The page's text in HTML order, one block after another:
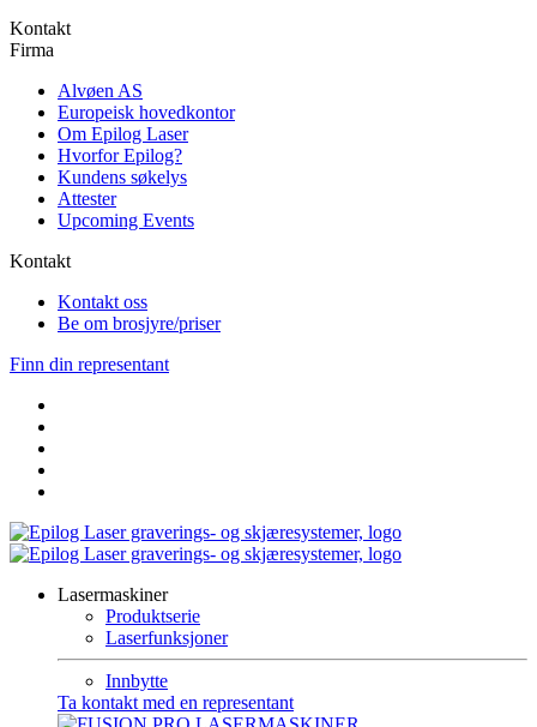
Kontakt
Firma
Alvøen AS
Europeisk hovedkontor
Om Epilog Laser
Hvorfor Epilog?
Kundens søkelys
Attester
Upcoming Events
Kontakt
Kontakt oss
Be om brosjyre/priser
Finn din representant
Lasermaskiner
Produktserie
Laserfunksjoner
Innbytte
Ta kontakt med en representant